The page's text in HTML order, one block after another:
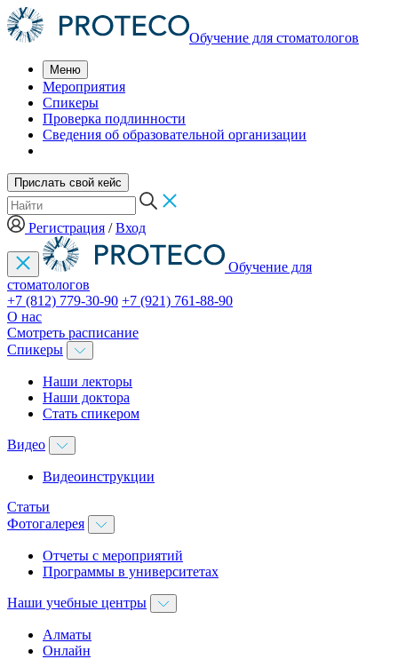
Обучение для стоматологов
Меню
Мероприятия
Спикеры
Проверка подлинности
Сведения об образовательной организации
Прислать свой кейс
Регистрация /Вход
Обучение для
стоматологов
+7 (812) 779-30-90 +7 (921) 761-88-90
О нас
Смотреть расписание
Спикеры
Наши лекторы
Наши доктора
Стать спикером
Видео
Видеоинструкции
Статьи
Фотогалерея
Отчеты с мероприятий
Программы в университетах
Наши учебные центры
Алматы
Онлайн